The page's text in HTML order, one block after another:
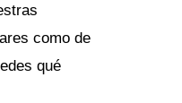
como de
qué